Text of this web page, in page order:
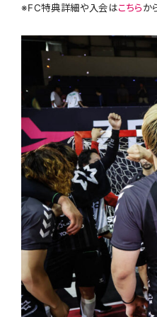
※FC特典詳細や入会はこちらか